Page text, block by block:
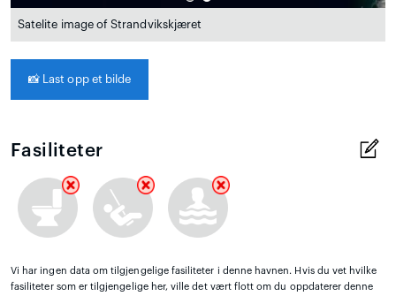
Satelite image of Strandvikskjæret
📸 Last opp et bilde
Fasiliteter
Vi har ingen data om tilgjengelige fasiliteter i denne havnen. Hvis du vet hvilke
fasiliteter som er tilgjengelige her, ville det vært flott om du oppdaterer denne